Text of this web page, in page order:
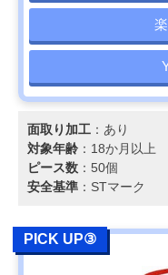
面取り加工 ：あり
対象年齢 ：18か月以上
ピース数 ：50個
安全基準 ：STマーク
PICK UP③